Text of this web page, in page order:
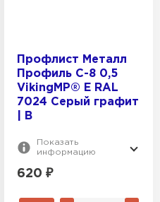
Профлист Металл
Профиль С-8 0,5
VikingMP® E RAL
7024 Серый графит
| B
Показать
информацию
620 ₽